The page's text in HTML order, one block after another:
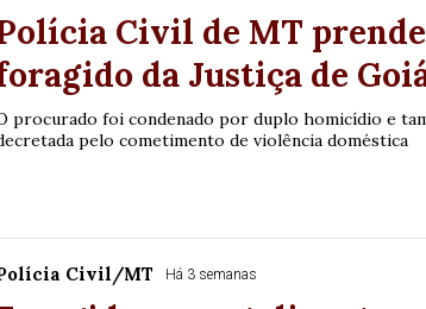
Civil de MT
da Justiça de
procurado foi condenado por duplo homicídio e
pelo cometimento de violência doméstica
Civil/MT Há 3 semanas